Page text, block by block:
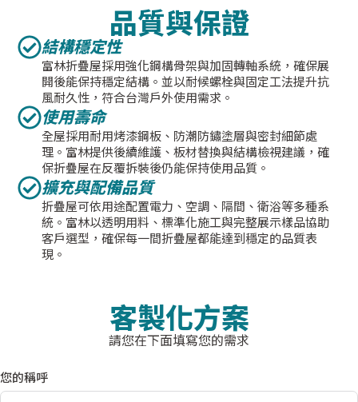
品質與保證
結構穩定性
富林折疊屋採用強化鋼構骨架與加固轉軸系統，確保展
開後能保持穩定結構。並以耐候螺栓與固定工法提升抗
風耐久性，符合台灣戶外使用需求。
使用壽命
全屋採用耐用烤漆鋼板、防潮防鏽塗層與密封細節處
理。富林提供後續維護、板材替換與結構檢視建議，確
保折疊屋在反覆拆裝後仍能保持使用品質。
擴充與配備品質
折疊屋可依用途配置電力、空調、隔間、衛浴等多種系
統。富林以透明用料、標準化施工與完整展示樣品協助
客戶選型，確保每一間折疊屋都能達到穩定的品質表
現。
客製化方案
請您在下面填寫您的需求
您的稱呼